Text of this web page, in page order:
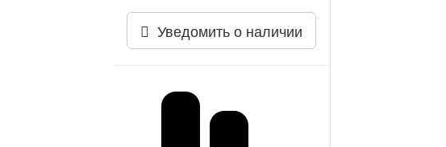
Уведомить о наличии